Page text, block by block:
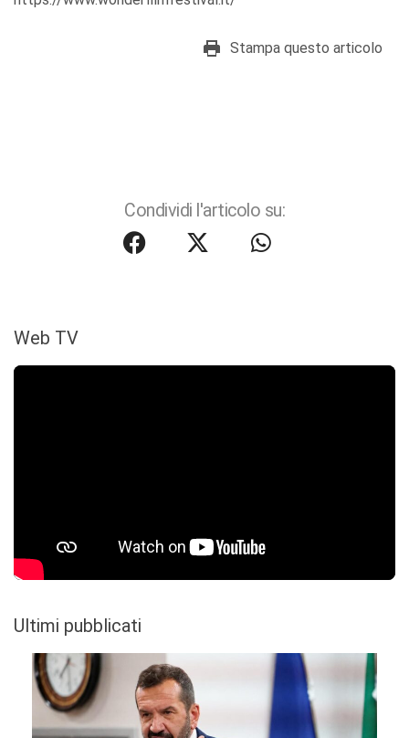
Stampa questo articolo
Condividi l'articolo su:
Web TV
Ultimi pubblicati